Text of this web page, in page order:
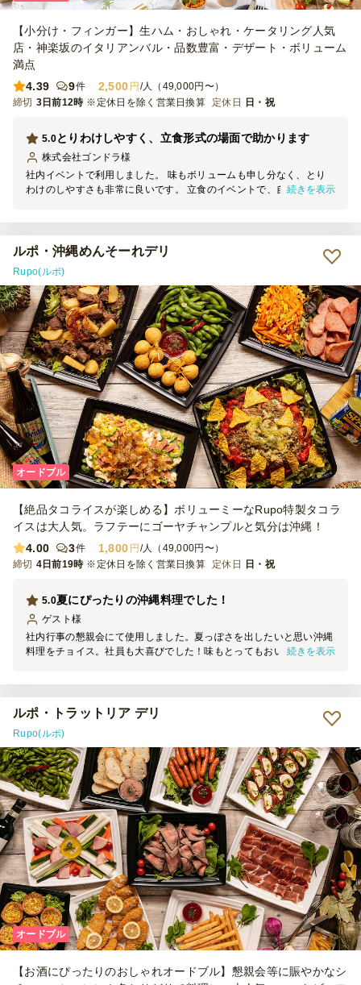
【小分け・フィンガー】生ハム・おしゃれ・ケータリング人気
店・神楽坂のイタリアンバル・品数豊富・デザート・ボリューム
満点
4.39
9件 2,500 円 /人（49,000円〜）
締切 3日前12時 ※定休日を除く営業日換算 定休日 日・祝
とりわけしやすく、立食形式の場面で助かります
5.0
株式会社ゴンドラ様
社内イベントで利用しました。 味もボリュームも申し分なく、とり
わけのしやすさも非常に良いです。 立食のイベントで、自由にとり
続きを表示
ルポ・沖縄めんそーれデリ
Rupo(ルポ)
オードブル
【絶品タコライスが楽しめる】ボリューミーなRupo特製タコラ
イスは大人気。ラフテーにゴーヤチャンプルと気分は沖縄！
4.00
3件 1,800 円 /人（49,000円〜）
締切 4日前19時 ※定休日を除く営業日換算 定休日 日・祝
夏にぴったりの沖縄料理でした！
5.0
ゲスト 様
社内行事の懇親会にて使用しました。夏っぽさを出したいと思い沖縄
料理をチョイス。社員も大喜びでした！味もとってもおいしく、ビー
続きを表示
ルポ・トラットリア デリ
Rupo(ルポ)
オードブル
【お酒にぴったりのおしゃれオードブル】懇親会等に賑やかなシ